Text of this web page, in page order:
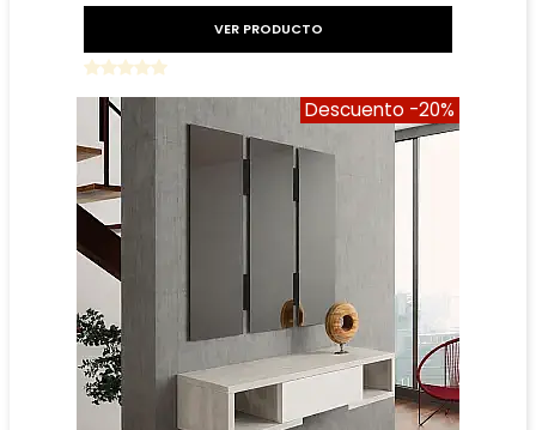
VER PRODUCTO
Descuento -20%